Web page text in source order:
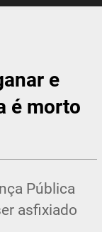
e
é morto
Pública
asfixiado